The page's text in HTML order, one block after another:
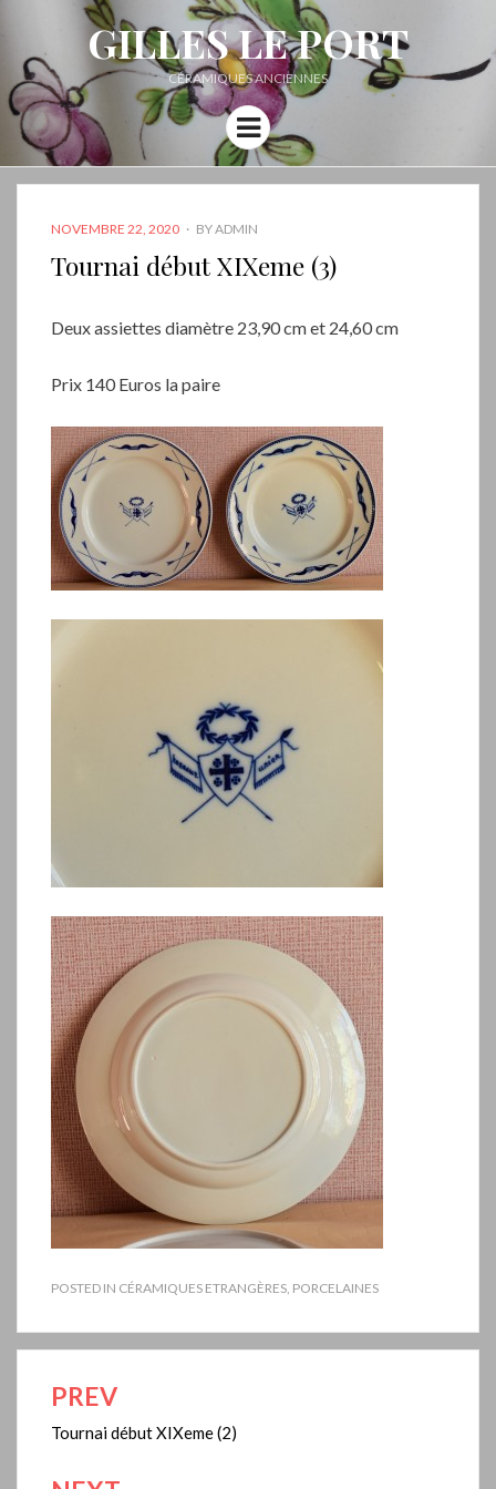
GILLES LE PORT
CÉRAMIQUES ANCIENNES
Menu
POSTED
NOVEMBRE 22, 2020 BYADMIN
Tournai début XIXeme (3)
Deux assiettes diamètre 23,90 cm et 24,60 cm
Prix 140 Euros la paire
POSTED IN CÉRAMIQUES ETRANGÈRES, PORCELAINES
Navigation
de
l’article
PREV
Tournai début XIXeme (2)